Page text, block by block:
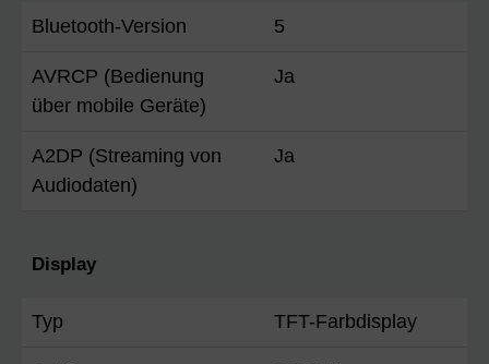
Bluetooth-Version 5
AVRCP (Bedienung
über mobile Geräte)
Ja
A2DP (Streaming von
Audiodaten)
Ja
Display
Typ TFT-Farbdisplay